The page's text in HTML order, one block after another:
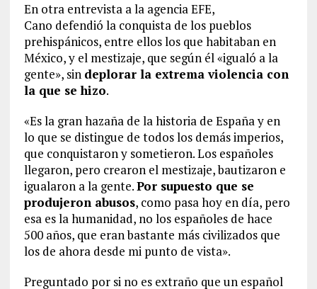
En otra entrevista a la agencia EFE,
Cano defendió la conquista de los pueblos
prehispánicos, entre ellos los que habitaban en
México, y el mestizaje, que según él «igualó a la
gente», sin deplorar la extrema violencia con
la que se hizo.
«Es la gran hazaña de la historia de España y en
lo que se distingue de todos los demás imperios,
que conquistaron y sometieron. Los españoles
llegaron, pero crearon el mestizaje, bautizaron e
igualaron a la gente.Por supuesto que se
produjeron abusos, como pasa hoy en día, pero
esa es la humanidad, no los españoles de hace
500 años, que eran bastante más civilizados que
los de ahora desde mi punto de vista».
Preguntado por si no es extraño que un español